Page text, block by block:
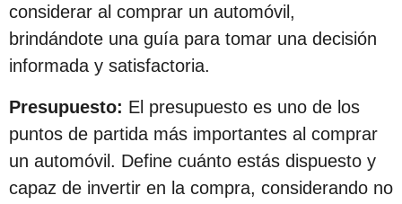
e
s
e
l
a
p
considerar al comprar un automóvil,
brindándote una guía para tomar una decisión
informada y satisfactoria.
Presupuesto: El presupuesto es uno de los
puntos de partida más importantes al comprar
un automóvil. Define cuánto estás dispuesto y
capaz de invertir en la compra, considerando no